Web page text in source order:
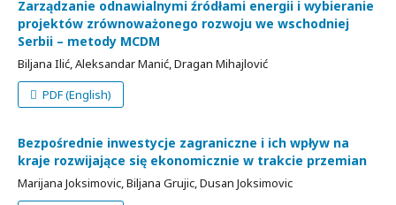
Zarządzanie odnawialnymi źródłami energii i wybieranie
projektów zrównoważonego rozwoju we wschodniej
Serbii – metody MCDM
Biljana Ilić, Aleksandar Manić, Dragan Mihajlović
PDF (English)
Bezpośrednie inwestycje zagraniczne i ich wpływ na
kraje rozwijające się ekonomicznie w trakcie przemian
Marijana Joksimovic, Biljana Grujic, Dusan Joksimovic